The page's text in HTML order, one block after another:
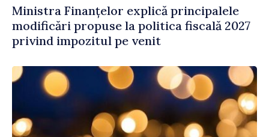
Ministra Finanțelor explică principalele
modificări propuse la politica fiscală 2027
privind impozitul pe venit